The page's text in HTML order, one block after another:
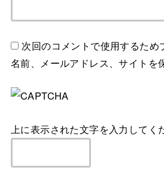
次回のコメントで使用するため
名前、メールアドレス、サイトを
上に表示された文字を入力してく